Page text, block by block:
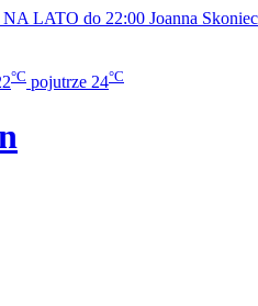
LATO do 22:00 Joanna
°C pojutrze 24°C